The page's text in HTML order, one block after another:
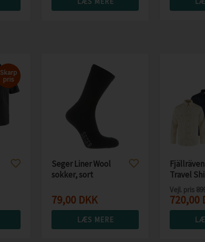
Skarp
pris
Seger Liner Wool
sokker, sort
79,00 DKK
LÆS MERE
Travel
Vejl. pris
720,00